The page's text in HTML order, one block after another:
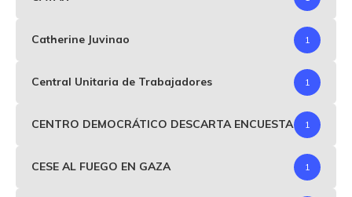
Catherine Juvinao 1
Central Unitaria de Trabajadores 1
CENTRO DEMOCRÁTICO DESCARTA ENCUESTA 1
CESE AL FUEGO EN GAZA 1